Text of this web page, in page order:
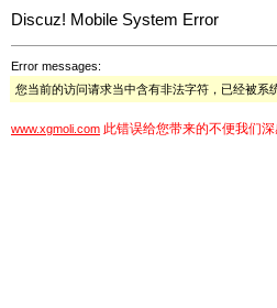
Discuz! Mobile System Error
Error messages:
您当前的访问请求当中含有非法字符，已经被系
www.xgmoli.com 此错误给您带来的不便我们